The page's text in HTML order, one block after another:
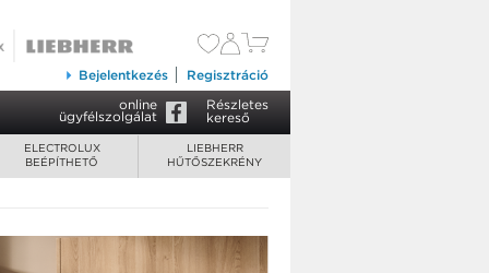
Bejelentkezés
Regisztráció
online
ügyfélszolgálat
Részletes
kereső
ELECTROLUX
BEÉPÍTHETŐ
LIEBHERR
HŰTŐSZEKRÉNY
990 Ft Kosárba tesz